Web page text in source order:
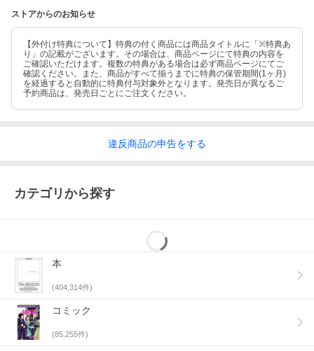
ストアからのお知らせ
【外付け特典について】特典の付く商品には商品タイトルに「※特典あ
り」の記載がございます。その場合は、商品ページにて特典の内容を
ご確認いただけます。複数の特典がある場合は必ず商品ページにてご
確認ください。また、商品がすべて揃うまでに特典の保管期間(1ヶ月)
を経過すると自動的に特典付与対象外となります。発売日が異なるご
予約商品は、発売日ごとにご注文ください。
違反商品の申告をする
カテゴリから探す
本
(404,314件)
コミック
(85,255件)